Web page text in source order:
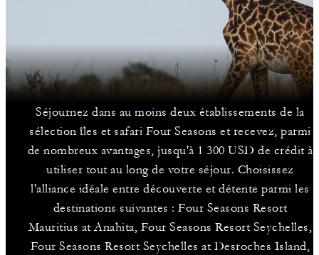
Séjournez dans au moins deux établissements de la
sélection îles et safari Four Seasons et recevez, parmi
de nombreux avantages, jusqu'à 1 300 USD de crédit à
utiliser tout au long de votre séjour. Choisissez
l'alliance idéale entre découverte et détente parmi les
destinations suivantes : Four Seasons Resort
Mauritius at Anahita, Four Seasons Resort Seychelles,
Four Seasons Resort Seychelles at Desroches Island,